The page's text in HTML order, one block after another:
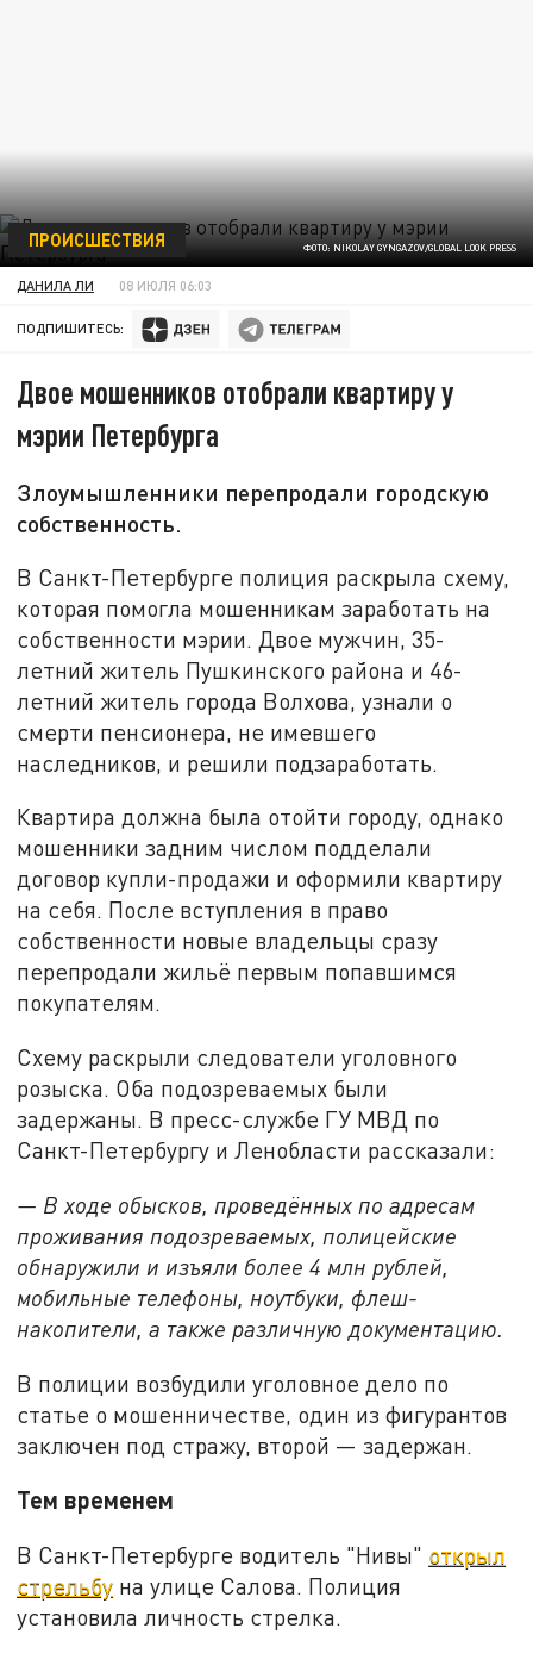
ФОТО: NIKOLAY GYNGAZOV/GLOBAL LOOK PRESS
ПРОИСШЕСТВИЯ
ДАНИЛА ЛИ 08 ИЮЛЯ 06:03
ПОДПИШИТЕСЬ:
Двое мошенников отобрали квартиру у
мэрии Петербурга
Злоумышленники перепродали городскую
собственность.
В Санкт-Петербурге полиция раскрыла схему,
которая помогла мошенникам заработать на
собственности мэрии. Двое мужчин, 35-
летний житель Пушкинского района и 46-
летний житель города Волхова, узнали о
смерти пенсионера, не имевшего
наследников, и решили подзаработать.
Квартира должна была отойти городу, однако
мошенники задним числом подделали
договор купли-продажи и оформили квартиру
на себя. После вступления в право
собственности новые владельцы сразу
перепродали жильё первым попавшимся
покупателям.
Схему раскрыли следователи уголовного
розыска. Оба подозреваемых были
задержаны. В пресс-службе ГУ МВД по
Санкт-Петербургу и Ленобласти рассказали:
— В ходе обысков, проведённых по адресам
проживания подозреваемых, полицейские
обнаружили и изъяли более 4 млн рублей,
мобильные телефоны, ноутбуки, флеш-
накопители, а также различную документацию.
В полиции возбудили уголовное дело по
статье о мошенничестве, один из фигурантов
заключен под стражу, второй — задержан.
Тем временем
В Санкт-Петербурге водитель "Нивы" открыл
стрельбу на улице Салова. Полиция
установила личность стрелка.